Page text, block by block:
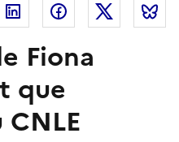
Linkedin FacebookTwitter
Fiona
que